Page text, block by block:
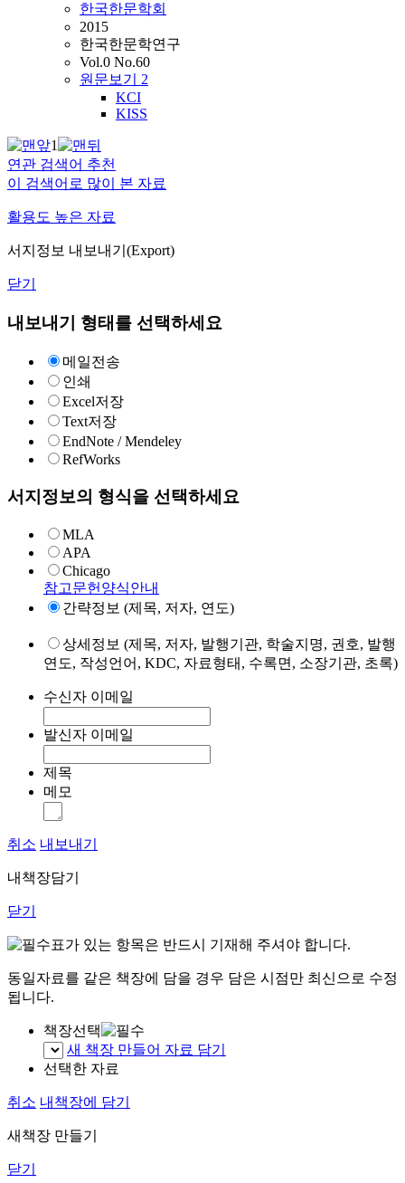
한국한문학회
2015
한국한문학연구
Vol.0 No.60
원문보기 2
KCI
KISS
1
연관 검색어 추천
이 검색어로 많이 본 자료
활용도 높은 자료
서지정보 내보내기(Export)
닫기
내보내기 형태를 선택하세요
메일전송
인쇄
Excel저장
Text저장
EndNote / Mendeley
RefWorks
서지정보의 형식을 선택하세요
MLA
APA
Chicago
참고문헌양식안내
간략정보 (제목, 저자, 연도)
상세정보 (제목, 저자, 발행기관, 학술지명, 권호, 발행
연도, 작성언어, KDC, 자료형태, 수록면, 소장기관, 초록)
수신자 이메일
발신자 이메일
제목
메모
취소 내보내기
내책장담기
닫기
표가 있는 항목은 반드시 기재해 주셔야 합니다.
동일자료를 같은 책장에 담을 경우 담은 시점만 최신으로 수정
됩니다.
책장선택
새 책장 만들어 자료 담기
선택한 자료
취소 내책장에 담기
새책장 만들기
닫기